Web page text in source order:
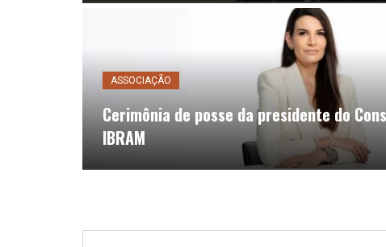
ASSOCIAÇÃO
Cerimônia de posse da presidente do
IBRAM